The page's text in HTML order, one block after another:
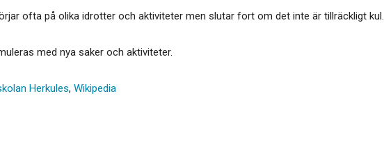
ofta på olika idrotter och aktiviteter men slutar fort om det inte är tillräckligt kul.
med nya saker och aktiviteter.
Herkules, Wikipedia